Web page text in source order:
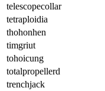
telescopecollar
tetraploidia
thohonhen
timgriut
tohoicung
totalpropellerd
trenchjack